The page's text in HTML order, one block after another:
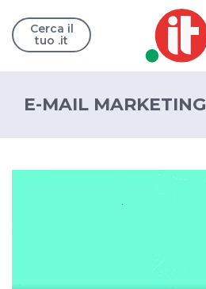
Cerca il
tuo .it
E-MAIL MARKETING